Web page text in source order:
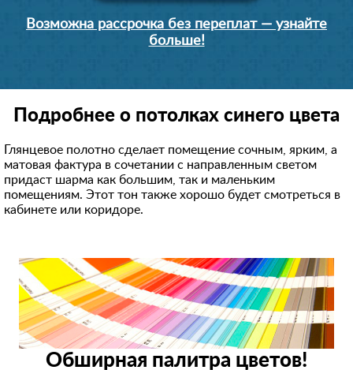
Возможна рассрочка без переплат — узнайте
больше!
Подробнее о потолках синего цвета
Глянцевое полотно сделает помещение сочным, ярким, а
матовая фактура в сочетании с направленным светом
придаст шарма как большим, так и маленьким
помещениям. Этот тон также хорошо будет смотреться в
кабинете или коридоре.
Обширная палитра цветов!